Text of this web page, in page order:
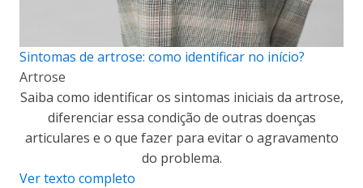
Sintomas de artrose: como identificar no início?
Artrose
Saiba como identificar os sintomas iniciais da artrose,
diferenciar essa condição de outras doenças
articulares e o que fazer para evitar o agravamento
do problema.
Ver texto completo